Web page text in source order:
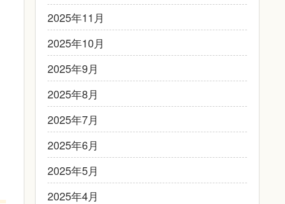
2025年11月
2025年10月
2025年9月
2025年8月
2025年7月
2025年6月
2025年5月
2025年4月